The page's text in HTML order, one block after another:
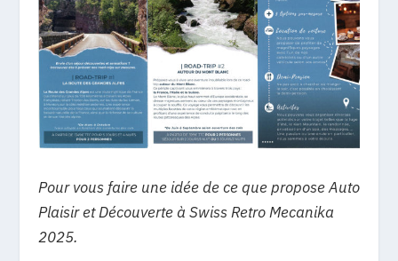
Pour vous faire une idée de ce que propose Auto
Plaisir et Découverte à Swiss Retro Mecanika
2025.